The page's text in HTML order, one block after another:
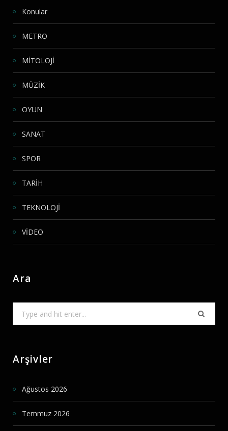
Konular
METRO
MİTOLOJİ
MÜZİK
OYUN
SANAT
SPOR
TARİH
TEKNOLOJİ
VİDEO
Ara
Arşivler
Ağustos 2026
Temmuz 2026